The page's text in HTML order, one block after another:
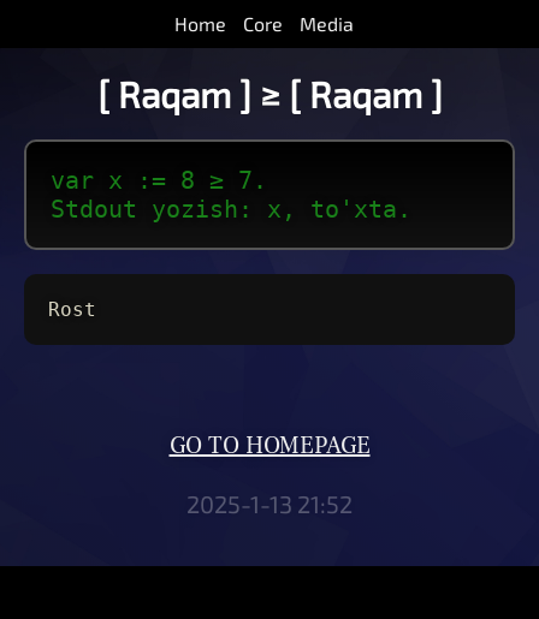
Home Core Media
[ Raqam ] ≥ [ Raqam ]
var x := 8 ≥ 7.
Stdout yozish: x, to'xta.
Rost
GO TO HOMEPAGE
2025-1-13 21:52